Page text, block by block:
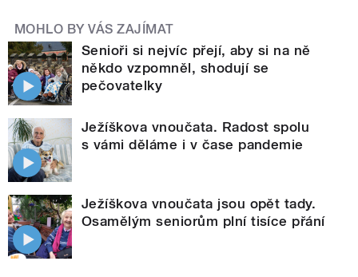
MOHLO BY VÁS ZAJÍMAT
Senioři si nejvíc přejí, aby si na ně
někdo vzpomněl, shodují se
pečovatelky
Ježíškova vnoučata. Radost spolu
s vámi děláme i v čase pandemie
Ježíškova vnoučata jsou opět tady.
Osamělým seniorům plní tisíce přání